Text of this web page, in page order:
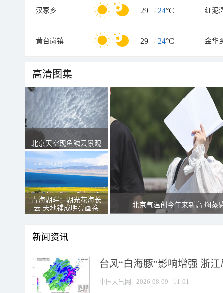
汉冢乡 29 / 24°C 红泥
黄台岗镇 29 / 24°C 金华
高清图集
北京天空现鱼鳞云景观
青海湖畔：湖光花海长
云 天地铺成明亮画卷
北京气温创今年来新高 焖蒸
新闻资讯
台风“白海豚”影响增强 浙
中国天气网 2026-08-09 11:01